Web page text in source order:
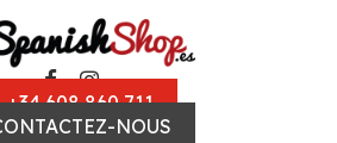
+34 608 860 711
NOUS